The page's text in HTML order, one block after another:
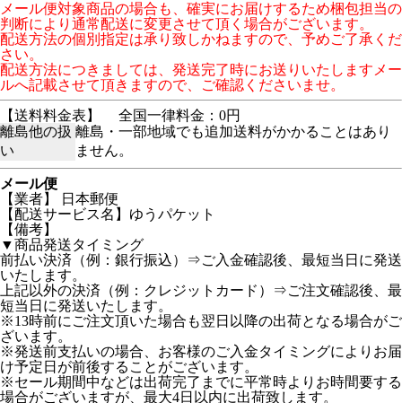
メール便対象商品の場合も、確実にお届けするため梱包担当の
判断により通常配送に変更させて頂く場合がございます。
配送方法の個別指定は承り致しかねますので、予めご了承くだ
さい。
配送方法につきましては、発送完了時にお送りいたしますメー
ルへ記載させて頂きますので、ご確認くださいませ。
【送料料金表】
全国一律料金：0円
離島他の扱
い
離島・一部地域でも追加送料がかかることはあり
ません。
メール便
【業者】 日本郵便
【配送サービス名】ゆうパケット
【備考】
▼商品発送タイミング
前払い決済（例：銀行振込）⇒ご入金確認後、最短当日に発送
いたします。
上記以外の決済（例：クレジットカード）⇒ご注文確認後、最
短当日に発送いたします。
※13時前にご注文頂いた場合も翌日以降の出荷となる場合がご
ざいます。
※発送前支払いの場合、お客様のご入金タイミングによりお届
け予定日が前後することがございます。
※セール期間中などは出荷完了までに平常時よりお時間要する
場合がございますが、最大4日以内に出荷致します。